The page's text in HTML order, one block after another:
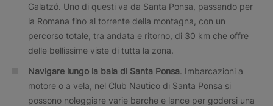
Galatzó. Uno di questi va da Santa Ponsa, passando per
la Romana fino al torrente della montagna, con un
percorso totale, tra andata e ritorno, di 30 km che offre
delle bellissime viste di tutta la zona.
Navigare lungo la baia di Santa Ponsa. Imbarcazioni a
motore o a vela, nel Club Nautico di Santa Ponsa si
possono noleggiare varie barche e lance per godersi una